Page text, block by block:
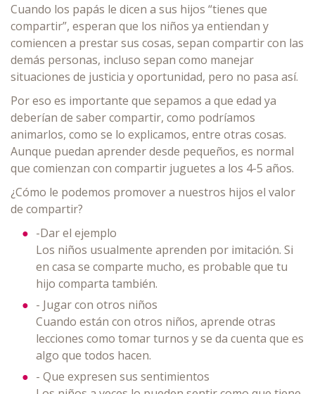
Cuando los papás le dicen a sus hijos “tienes que
compartir”, esperan que los niños ya entiendan y
comiencen a prestar sus cosas, sepan compartir con las
demás personas, incluso sepan como manejar
situaciones de justicia y oportunidad, pero no pasa así.
Por eso es importante que sepamos a que edad ya
deberían de saber compartir, como podríamos
animarlos, como se lo explicamos, entre otras cosas.
Aunque puedan aprender desde pequeños, es normal
que comienzan con compartir juguetes a los 4-5 años.
¿Cómo le podemos promover a nuestros hijos el valor
de compartir?
-Dar el ejemplo
Los niños usualmente aprenden por imitación. Si
en casa se comparte mucho, es probable que tu
hijo comparta también.
- Jugar con otros niños
Cuando están con otros niños, aprende otras
lecciones como tomar turnos y se da cuenta que es
algo que todos hacen.
- Que expresen sus sentimientos